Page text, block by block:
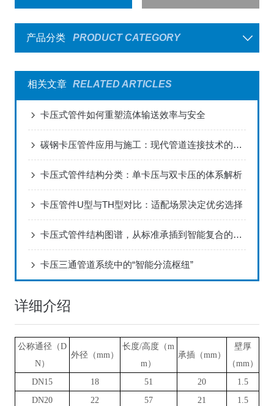
产品分类 PRODUCT CATEGORY
相关文章 RELATED ARTICLES
卡压式管件如何重塑流体输送效率与安全
碳钢卡压管件应用与施工：现代管道连接技术的革新
卡压式管件结构分类：单卡压与双卡压的体系解析
卡压管件U型与TH型对比：适配场景决定优劣选择
卡压式管件结构图谱，从标准承插到智能复合的精密分类
卡压三通管道系统中的“智能分流枢纽”
详细介绍
公称通径（D
N）
外径（mm）
长度/高度（m
m）
承插（mm）
壁厚
（mm）
DN15
18 51 20
1.5
DN20
22 57 21
1.5